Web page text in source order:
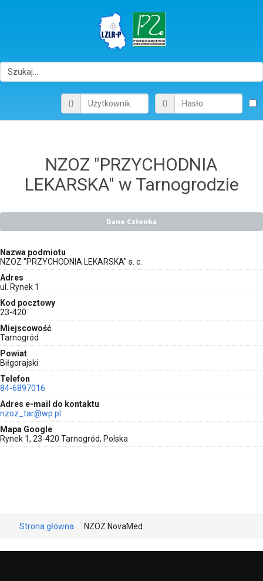
NZOZ "PRZYCHODNIA
LEKARSKA" w Tarnogrodzie
Dane Członka
Nazwa podmiotu
NZOZ "PRZYCHODNIA LEKARSKA" s. c.
Adres
ul. Rynek 1
Kod pocztowy
23-420
Miejscowość
Tarnogród
Powiat
Biłgorajski
Telefon
84-6897016
Adres e-mail do kontaktu
nzoz_tar@wp.pl
Mapa Google
Rynek 1, 23-420 Tarnogród, Polska
Strona główna NZOZ NovaMed